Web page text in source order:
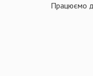
Працюємо